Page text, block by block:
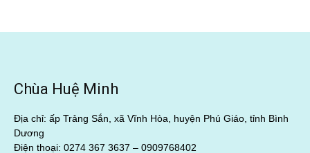
Chùa Huệ Minh
Địa chỉ: ấp Trảng Sắn, xã Vĩnh Hòa, huyện Phú Giáo, tỉnh Bình
Dương
Điện thoại: 0274 367 3637 – 0909768402